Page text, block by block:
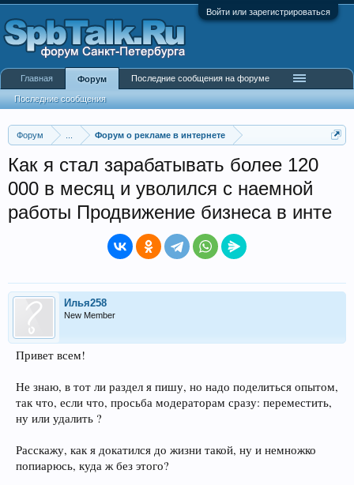
Войти или зарегистрироваться
Форум Форум о рекламе в интернете
Как я стал зарабатывать более 120
000 в месяц и уволился с наемной
работы Продвижение бизнеса в инте
Илья258
New Member
Привет всем!
Не знаю, в тот ли раздел я пишу, но надо поделиться опытом,
так что, если что, просьба модераторам сразу: переместить,
ну или удалить ?
Расскажу, как я докатился до жизни такой, ну и немножко
попиарюсь, куда ж без этого?
Главная Форум
Последние сообщения
Последние сообщения на форуме